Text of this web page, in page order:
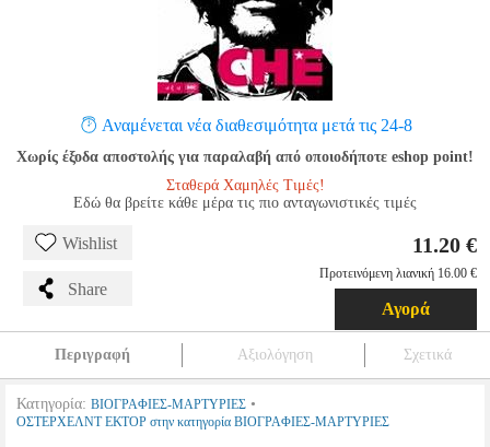
Αναμένεται νέα διαθεσιμότητα μετά τις 24-8
Χωρίς έξοδα αποστολής για παραλαβή από οποιοδήποτε eshop point!
Σταθερά Χαμηλές Τιμές!
Εδώ θα βρείτε κάθε μέρα τις πιο ανταγωνιστικές τιμές
Wishlist
Share
11.20 €
Προτεινόμενη λιανική 16.00 €
Αγορά
Περιγραφή Αξιολόγηση Σχετικά
Κατηγορία: ΒΙΟΓΡΑΦΙΕΣ-ΜΑΡΤΥΡΙΕΣ •
ΟΣΤΕΡΧΕΛΝΤ ΕΚΤΟΡ στην κατηγορία ΒΙΟΓΡΑΦΙΕΣ-ΜΑΡΤΥΡΙΕΣ